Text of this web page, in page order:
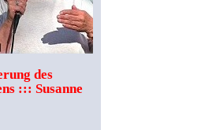
des
::: Susanne